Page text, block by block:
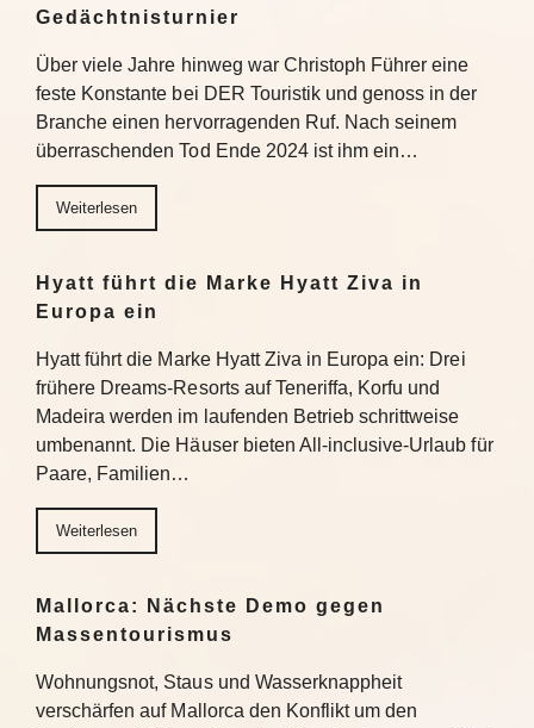
Gedächtnisturnier
Über viele Jahre hinweg war Christoph Führer eine
feste Konstante bei DER Touristik und genoss in der
Branche einen hervorragenden Ruf. Nach seinem
überraschenden Tod Ende 2024 ist ihm ein…
Weiterlesen
Hyatt führt die Marke Hyatt Ziva in
Europa ein
Hyatt führt die Marke Hyatt Ziva in Europa ein: Drei
frühere Dreams-Resorts auf Teneriffa, Korfu und
Madeira werden im laufenden Betrieb schrittweise
umbenannt. Die Häuser bieten All-inclusive-Urlaub für
Paare, Familien…
Weiterlesen
Mallorca: Nächste Demo gegen
Massentourismus
Wohnungsnot, Staus und Wasserknappheit
verschärfen auf Mallorca den Konflikt um den